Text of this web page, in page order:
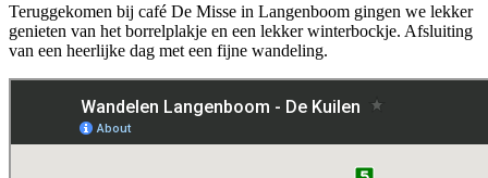
Teruggekomen bij café De Misse in Langenboom gingen we lekker
genieten van het borrelplakje en een lekker winterbockje. Afsluiting
van een heerlijke dag met een fijne wandeling.